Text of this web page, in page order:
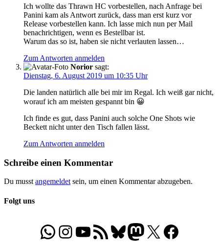
Ich wollte das Thrawn HC vorbestellen, nach Anfrage bei
Panini kam als Antwort zurück, dass man erst kurz vor
Release vorbestellen kann. Ich lasse mich nun per Mail
benachrichtigen, wenn es Bestellbar ist.
Warum das so ist, haben sie nicht verlauten lassen…
Zum Antworten anmelden
Norior sagt:
Dienstag, 6. August 2019 um 10:35 Uhr
Die landen natürlich alle bei mir im Regal. Ich weiß gar nicht,
worauf ich am meisten gespannt bin 😀
Ich finde es gut, dass Panini auch solche One Shots wie
Beckett nicht unter den Tisch fallen lässt.
Zum Antworten anmelden
Schreibe einen Kommentar
Du musstangemeldetsein, um einen Kommentar abzugeben.
Folgt uns
WhatsApp
Folgt uns auf Instagram
Besucht unseren YouTube-Kanal
RSS-FeedBluesky
Folgt uns auf Mastodon
X Folgt uns auf